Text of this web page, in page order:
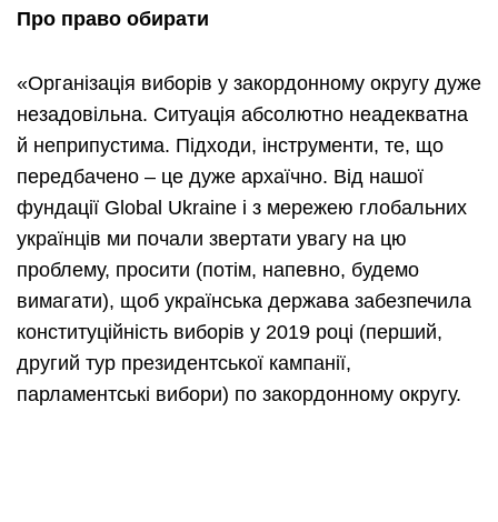
Про право обирати
«Організація виборів у закордонному округу дуже
незадовільна. Ситуація абсолютно неадекватна
й неприпустима. Підходи, інструменти, те, що
передбачено – це дуже архаїчно. Від нашої
фундації Global Ukraine і з мережею глобальних
українців ми почали звертати увагу на цю
проблему, просити (потім, напевно, будемо
вимагати), щоб українська держава забезпечила
конституційність виборів у 2019 році (перший,
другий тур президентської кампанії,
парламентські вибори) по закордонному округу.